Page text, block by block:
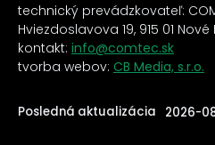
technický prevádzkovateľ:
Hviezdoslavova 19, 915 01
kontakt: info@comtec.sk
tvorba webov: CB Media, s.r.o.
Posledná aktualizácia 2026-